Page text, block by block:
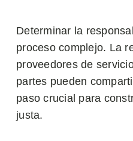
Determinar la
proceso complejo. La
proveedores de
partes pueden
paso crucial para
justa.